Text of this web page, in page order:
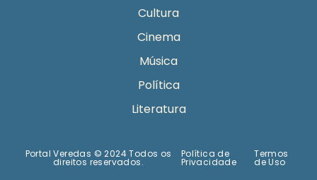
Cultura
Cinema
Música
Política
Literatura
Portal Veredas © 2024 Todos os
direitos reservados.
Política de
Privacidade
Termos
de Uso